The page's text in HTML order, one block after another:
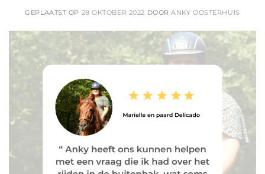
GEPLAATST OP 28 OKTOBER 2022 DOORANKY OOSTERHUIS